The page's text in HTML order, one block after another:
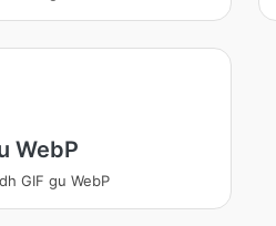
WebP
GIF gu WebP